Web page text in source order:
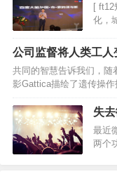
[ ft12
化，
造。
也离
公司监督将人类工人
共同的智慧告诉我们，随
影Gattica描绘了遗传操作
负担得起是很常见的，就
即没有遗传改良的人到
失
最近
两个